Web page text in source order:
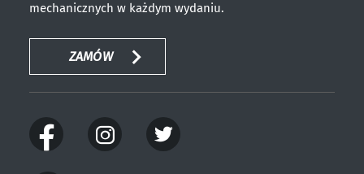
mechanicznych w każdym wydaniu.
ZAMÓW